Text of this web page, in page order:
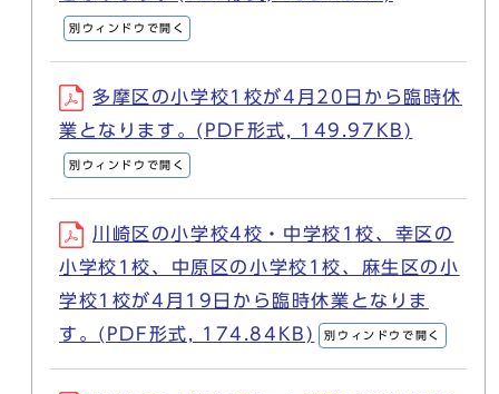
別ウィンドウで開く
多摩区の小学校1校が4月20日から臨時休
業となります。(PDF形式, 149.97KB)
別ウィンドウで開く
川崎区の小学校4校・中学校1校、幸区の
小学校1校、中原区の小学校1校、麻生区の小
学校1校が4月19日から臨時休業となりま
す。(PDF形式, 174.84KB)
別ウィンドウで開く